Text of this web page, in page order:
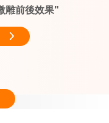
雕前後效果"